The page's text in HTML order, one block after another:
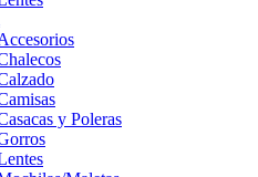
y Poleras